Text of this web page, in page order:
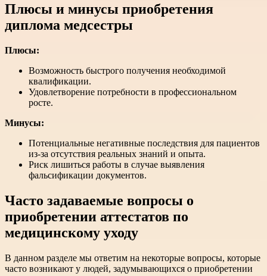
Плюсы и минусы приобретения
диплома медсестры
Плюсы:
Возможность быстрого получения необходимой
квалификации.
Удовлетворение потребности в профессиональном
росте.
Минусы:
Потенциальные негативные последствия для пациентов
из-за отсутствия реальных знаний и опыта.
Риск лишиться работы в случае выявления
фальсификации документов.
Часто задаваемые вопросы о
приобретении аттестатов по
медицинскому уходу
В данном разделе мы ответим на некоторые вопросы, которые
часто возникают у людей, задумывающихся о приобретении